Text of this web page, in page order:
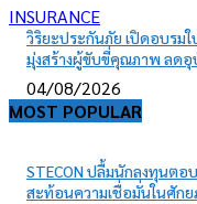
INSURANCE
วิริยะประกันภัย เปิดอบรม
มุ่งสร้างผู้ขับขี่คุณภาพ ลด
04/08/2026
MOST POPULAR
STECON ปลื้มนักลงทุนตอ
สะท้อนความเชื่อมั่นในศักย